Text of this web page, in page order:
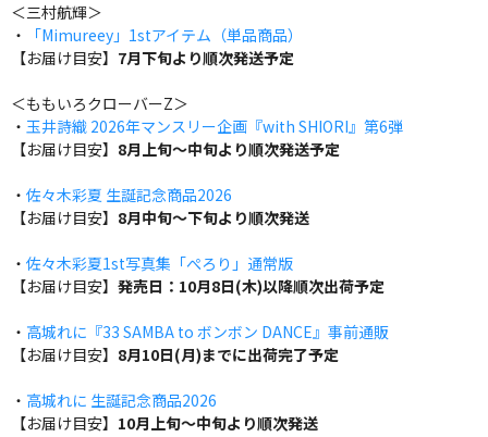
＜三村航輝＞
・
「Mimureey」1stアイテム（単品商品）
【お届け目安】 7月下旬より順次発送予定
＜ももいろクローバーZ＞
・ 玉井詩織 2026年マンスリー企画『with SHIORI』第6弾
【お届け目安】 8月上旬～中旬より順次発送予定
・ 佐々木彩夏 生誕記念商品2026
【お届け目安】 8月中旬～下旬より順次発送
・ 佐々木彩夏1st写真集「ぺろり」通常版
【お届け目安】 発売日：10月8日(木)以降順次出荷予定
・ 高城れに『33 SAMBA to ボンボン DANCE』事前通販
【お届け目安】 8月10日(月)までに出荷完了予定
・ 高城れに 生誕記念商品2026
【お届け目安】 10月上旬～中旬より順次発送